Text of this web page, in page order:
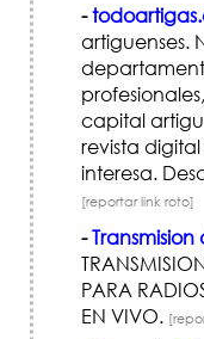
-
artiguenses.
capital
revista
interesa.
[reportar link roto]
-
PARA
EN VIVO.